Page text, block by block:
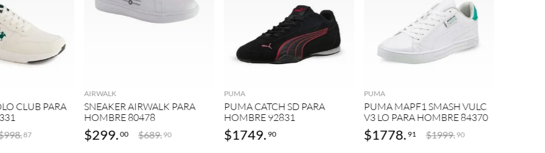
CLUB PARA
998.87
AIRWALK
SNEAKER AIRWALK PARA
HOMBRE 80478
$299.00 $689.90
PUMA
PUMA CATCH SD PARA
HOMBRE 92831
$1749. 90
PUMA
PUMA MAPF1 SMASH VULC
V3 LO PARA HOMBRE 84370
$1778. 91 $1999. 90